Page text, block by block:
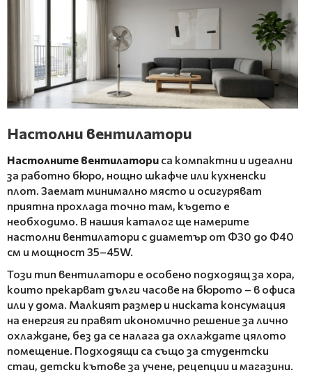
Настолни вентилатори
Настолните вентилатори са компактни и идеални
за работно бюро, нощно шкафче или кухненски
плот. Заемат минимално място и осигуряват
приятна прохлада точно там, където е
необходимо. В нашия каталог ще намерите
настолни вентилатори с диаметър от Ф30 до Ф40
см и мощност 35–45W.
Този тип вентилатори е особено подходящ за хора,
които прекарват дълги часове на бюрото – в офиса
или у дома. Малкият размер и ниската консумация
на енергия ги правят икономично решение за лично
охлаждане, без да се налага да охлаждате цялото
помещение. Подходящи са също за студентски
стаи, детски кътове за учене, рецепции и магазини.